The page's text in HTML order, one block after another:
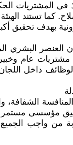
في المشتريات
كما تستند
بهدف تحقيق
العنصر
عام
داخل
الشفافة،
مؤسسي مستمر
من واجب